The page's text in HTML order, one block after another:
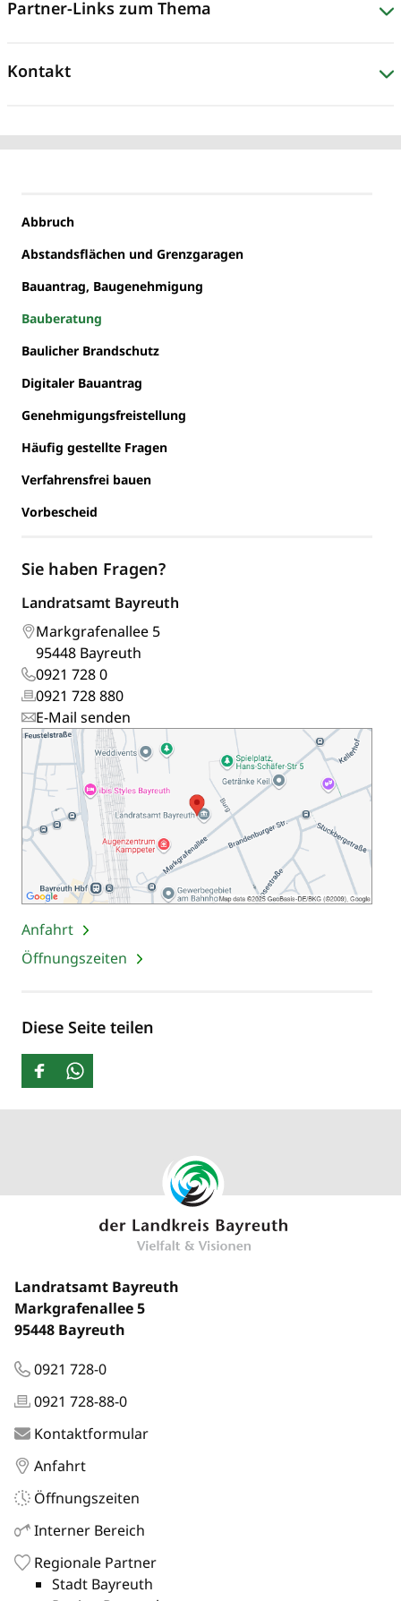
Partner-Links zum Thema
Kontakt
Abbruch
Abstandsflächen und Grenzgaragen
Bauantrag, Baugenehmigung
Bauberatung
Baulicher Brandschutz
Digitaler Bauantrag
Genehmigungsfreistellung
Häufig gestellte Fragen
Verfahrensfrei bauen
Vorbescheid
Sie haben Fragen?
Landratsamt Bayreuth
Markgrafenallee 5
95448 Bayreuth
0921 728 0
0921 728 880
E-Mail senden
Anfahrt
Öffnungszeiten
Diese Seite teilen
Landratsamt Bayreuth
Markgrafenallee 5
95448 Bayreuth
0921 728-0
0921 728-88-0
Kontaktformular
Anfahrt
Öffnungszeiten
Interner Bereich
Regionale Partner
Stadt Bayreuth